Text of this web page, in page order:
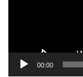
00:00